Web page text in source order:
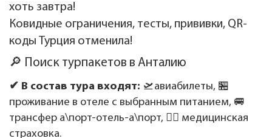
хоть завтра!
Ковидные ограничения, тесты, прививки, QR-
коды Турция отменила!
🔎 Поиск турпакетов в Анталию
✔ В состав тура входят: 🛫авиабилеты, 🏪
проживание в отеле с выбранным питанием, 🚐
трансфер а\порт-отель-а\порт, 👩‍⚕️ медицинская
страховка.